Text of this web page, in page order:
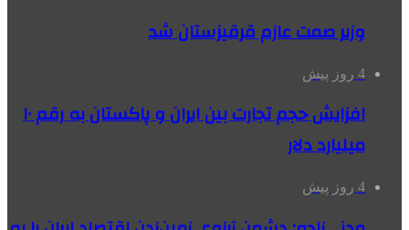
وزیر صمت عازم قرقیزستان شد
4 روز پیش
افزایش حجم تجارت بین ایران و پاکستان به رقم ۱۰
میلیارد دلار
4 روز پیش